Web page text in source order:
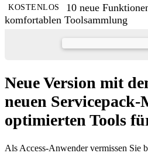
KOSTENLOS
10 neue
komfortablen Toolsammlung
Neue Version mit
neuen Servicepack-
optimierten Tools
Als Access-Anwender vermissen Sie